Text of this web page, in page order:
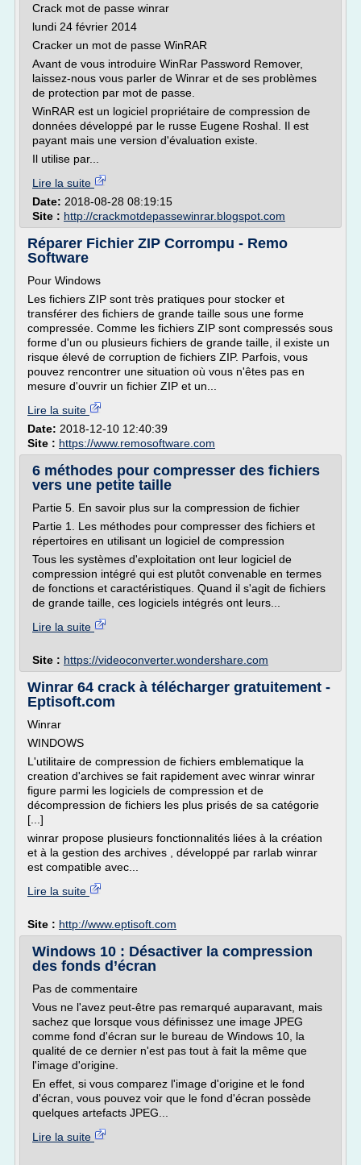
Crack mot de passe winrar
lundi 24 février 2014
Cracker un mot de passe WinRAR
Avant de vous introduire WinRar Password Remover,
laissez-nous vous parler de Winrar et de ses problèmes
de protection par mot de passe.
WinRAR est un logiciel propriétaire de compression de
données développé par le russe Eugene Roshal. Il est
payant mais une version d'évaluation existe.
Il utilise par...
Lire la suite
Date: 2018-08-28 08:19:15
Site : http://crackmotdepassewinrar.blogspot.com
Réparer Fichier ZIP Corrompu - Remo
Software
Pour Windows
Les fichiers ZIP sont très pratiques pour stocker et
transférer des fichiers de grande taille sous une forme
compressée. Comme les fichiers ZIP sont compressés sous
forme d'un ou plusieurs fichiers de grande taille, il existe un
risque élevé de corruption de fichiers ZIP. Parfois, vous
pouvez rencontrer une situation où vous n'êtes pas en
mesure d'ouvrir un fichier ZIP et un...
Lire la suite
Date: 2018-12-10 12:40:39
Site : https://www.remosoftware.com
6 méthodes pour compresser des fichiers
vers une petite taille
Partie 5. En savoir plus sur la compression de fichier
Partie 1. Les méthodes pour compresser des fichiers et
répertoires en utilisant un logiciel de compression
Tous les systèmes d'exploitation ont leur logiciel de
compression intégré qui est plutôt convenable en termes
de fonctions et caractéristiques. Quand il s'agit de fichiers
de grande taille, ces logiciels intégrés ont leurs...
Lire la suite
Site : https://videoconverter.wondershare.com
Winrar 64 crack à télécharger gratuitement -
Eptisoft.com
Winrar
WINDOWS
L'utilitaire de compression de fichiers emblematique la
creation d'archives se fait rapidement avec winrar winrar
figure parmi les logiciels de compression et de
décompression de fichiers les plus prisés de sa catégorie
[...]
winrar propose plusieurs fonctionnalités liées à la création
et à la gestion des archives , développé par rarlab winrar
est compatible avec...
Lire la suite
Site : http://www.eptisoft.com
Windows 10 : Désactiver la compression
des fonds d’écran
Pas de commentaire
Vous ne l'avez peut-être pas remarqué auparavant, mais
sachez que lorsque vous définissez une image JPEG
comme fond d'écran sur le bureau de Windows 10, la
qualité de ce dernier n'est pas tout à fait la même que
l'image d'origine.
En effet, si vous comparez l'image d'origine et le fond
d'écran, vous pouvez voir que le fond d'écran possède
quelques artefacts JPEG...
Lire la suite